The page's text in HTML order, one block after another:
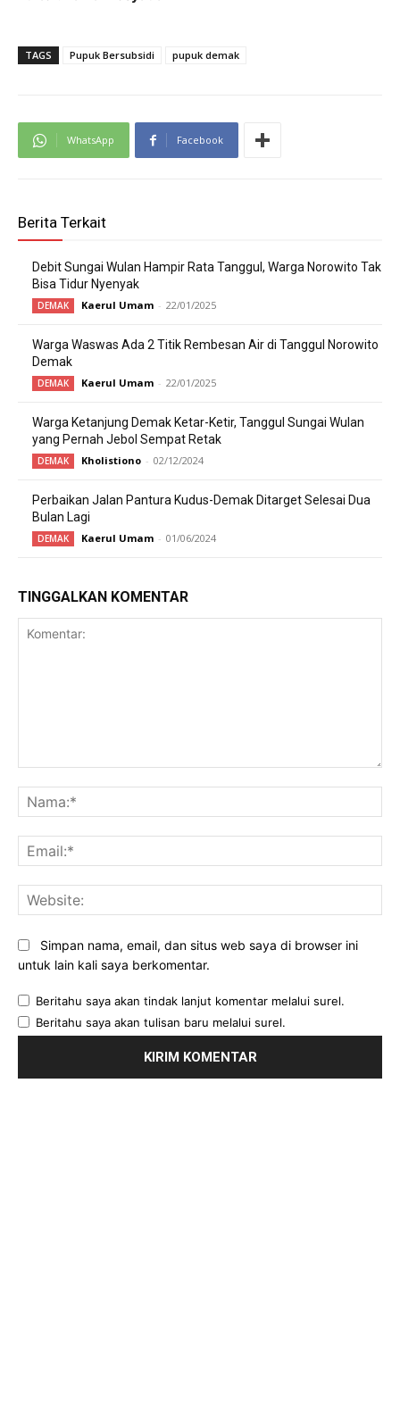
TAGS Pupuk Bersubsidi pupuk demak
WhatsApp Facebook
Berita Terkait
Debit Sungai Wulan Hampir Rata Tanggul, Warga Norowito Tak
Bisa Tidur Nyenyak
DEMAK Kaerul Umam - 22/01/2025
Warga Waswas Ada 2 Titik Rembesan Air di Tanggul Norowito
Demak
DEMAK Kaerul Umam - 22/01/2025
Warga Ketanjung Demak Ketar-Ketir, Tanggul Sungai Wulan
yang Pernah Jebol Sempat Retak
DEMAK Kholistiono - 02/12/2024
Perbaikan Jalan Pantura Kudus-Demak Ditarget Selesai Dua
Bulan Lagi
DEMAK Kaerul Umam - 01/06/2024
TINGGALKAN KOMENTAR
Simpan nama, email, dan situs web saya di browser ini
untuk lain kali saya berkomentar.
Beritahu saya akan tindak lanjut komentar melalui surel.
Beritahu saya akan tulisan baru melalui surel.